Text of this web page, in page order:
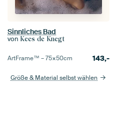
Sinnliches Bad
von Kees de Knegt
ArtFrame™ –75×50cm 143,-
Größe & Material selbst wählen